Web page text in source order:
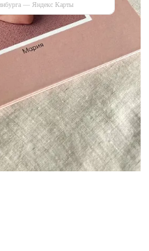
— Яндекс Карты
поможем